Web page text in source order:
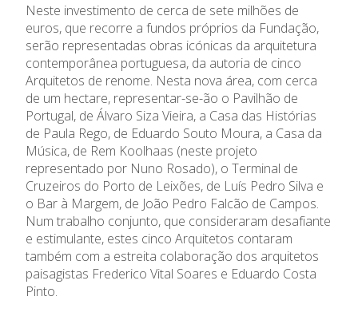
Emprego
Concursos
Agenda
Notícias
Neste investimento de cerca de sete milhões de
euros, que recorre a fundos próprios da Fundação,
serão representadas obras icónicas da arquitetura
contemporânea portuguesa, da autoria de cinco
Arquitetos de renome. Nesta nova área, com cerca
de um hectare, representar-se-ão o Pavilhão de
Portugal, de Álvaro Siza Vieira, a Casa das Histórias
de Paula Rego, de Eduardo Souto Moura, a Casa da
Música, de Rem Koolhaas (neste projeto
representado por Nuno Rosado), o Terminal de
Cruzeiros do Porto de Leixões, de Luís Pedro Silva e
o Bar à Margem, de João Pedro Falcão de Campos.
Num trabalho conjunto, que consideraram desafiante
e estimulante, estes cinco Arquitetos contaram
também com a estreita colaboração dos arquitetos
paisagistas Frederico Vital Soares e Eduardo Costa
Pinto.